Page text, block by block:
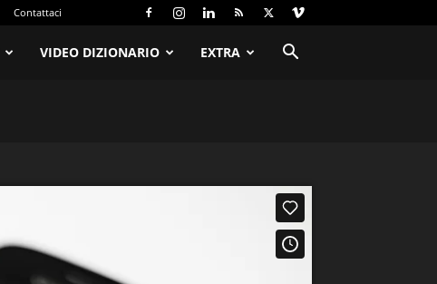
Contattaci
VIDEO DIZIONARIO EXTRA